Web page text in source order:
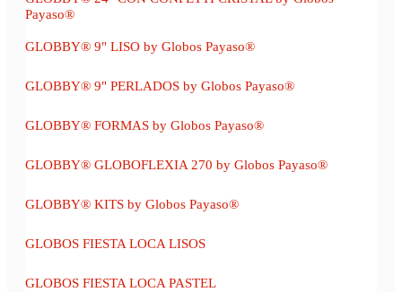
Payaso®
GLOBBY® 9" LISO by Globos Payaso®
GLOBBY® 9" PERLADOS by Globos Payaso®
GLOBBY® FORMAS by Globos Payaso®
GLOBBY® GLOBOFLEXIA 270 by Globos Payaso®
GLOBBY® KITS by Globos Payaso®
GLOBOS FIESTA LOCA LISOS
GLOBOS FIESTA LOCA PASTEL